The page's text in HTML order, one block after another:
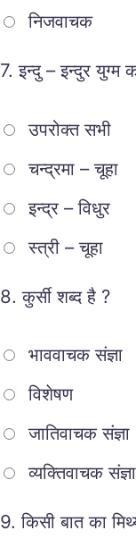
निजवाचक
7.इन्दु – इन्दुर युग्म
उपरोक्त सभी
चन्द्रमा – चूहा
इन्द्र – विधुर
स्त्री – चूहा
8.कुर्सी शब्द है ?
भाववाचक संज्ञा
विशेषण
जातिवाचक संज्ञा
व्यक्तिवाचक संज्ञा
9.किसी बात का